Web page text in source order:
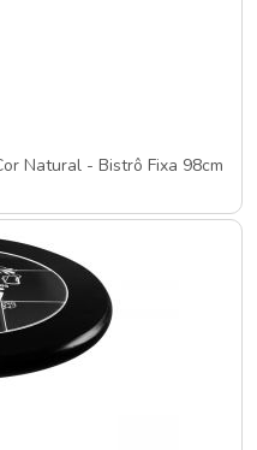
Natural - Bistrô Fixa 98cm